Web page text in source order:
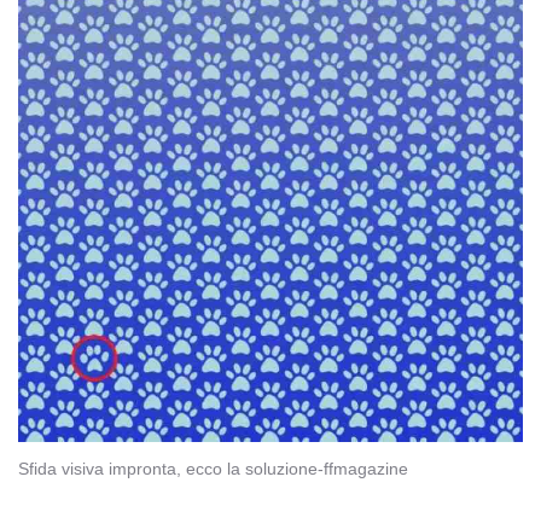
Sfida visiva impronta, ecco la soluzione-ffmagazine